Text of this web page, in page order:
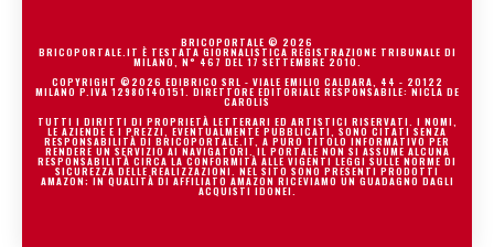
BRICOPORTALE © 2026
BRICOPORTALE.IT È TESTATA GIORNALISTICA REGISTRAZIONE TRIBUNALE DI
MILANO, N° 467 DEL 17 SETTEMBRE 2010.
COPYRIGHT ©2026 EDIBRICO SRL - VIALE EMILIO CALDARA, 44 - 20122
MILANO P.IVA 12980140151. DIRETTORE EDITORIALE RESPONSABILE: NICLA DE
CAROLIS
TUTTI I DIRITTI DI PROPRIETÀ LETTERARI ED ARTISTICI RISERVATI. I NOMI,
LE AZIENDE E I PREZZI, EVENTUALMENTE PUBBLICATI, SONO CITATI SENZA
RESPONSABILITÀ DI BRICOPORTALE.IT, A PURO TITOLO INFORMATIVO PER
RENDERE UN SERVIZIO AI NAVIGATORI. IL PORTALE NON SI ASSUME ALCUNA
RESPONSABILITÀ CIRCA LA CONFORMITÀ ALLE VIGENTI LEGGI SULLE NORME DI
SICUREZZA DELLE REALIZZAZIONI. NEL SITO SONO PRESENTI PRODOTTI
AMAZON; IN QUALITÀ DI AFFILIATO AMAZON RICEVIAMO UN GUADAGNO DAGLI
ACQUISTI IDONEI.